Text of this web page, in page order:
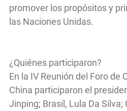
promover los propósitos y
las Naciones Unidas.
¿Quiénes participaron?
En la IV Reunión del Foro de
China participaron el
Jinping; Brasil, Lula Da